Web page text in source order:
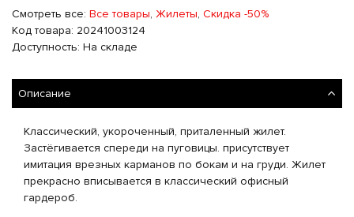
Смотреть все: Все товары, Жилеты, Скидка -50%
Код товара: 20241003124
Доступность: На складе
Описание
Классический, укороченный, приталенный жилет.
Застёгивается спереди на пуговицы. присутствует
имитация врезных карманов по бокам и на груди. Жилет
прекрасно вписывается в классический офисный
гардероб.